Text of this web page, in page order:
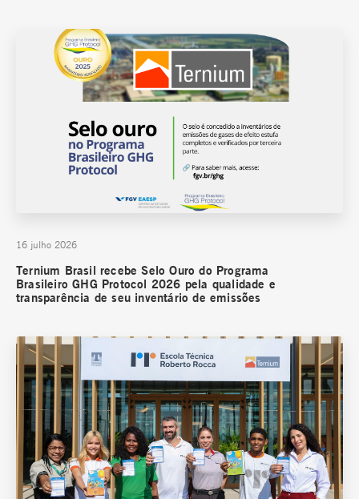
16 julho 2026
Ternium Brasil recebe Selo Ouro do Programa
Brasileiro GHG Protocol 2026 pela qualidade e
transparência de seu inventário de emissões